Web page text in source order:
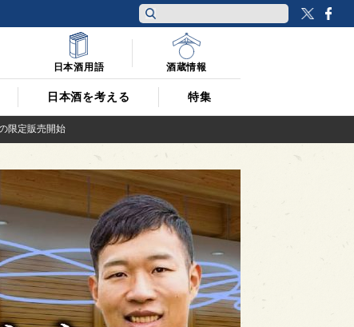
日本酒を考える 特集
日本酒用語 酒蔵情報
限定販売開始